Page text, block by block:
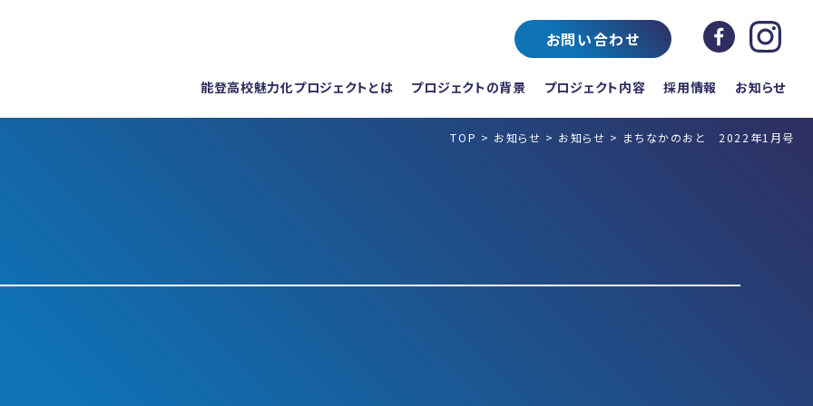
お問い合わせ
能登高校魅力化プロジェクトとは プロジェクトの背景 プロジェクト内容 採用情報 お知らせ
TOP > お知らせ > お知らせ > まちなかのおと 2022年1月号